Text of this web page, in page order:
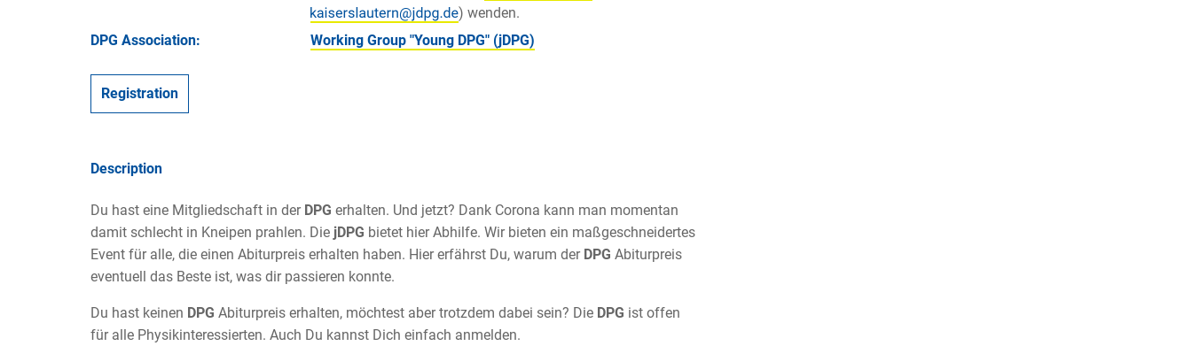
) wenden.
DPG Association:
Working Group "Young DPG" (jDPG)
Registration
Description
Du hast eine Mitgliedschaft in der DPG erhalten. Und jetzt? Dank Corona kann man momentan
damit schlecht in Kneipen prahlen. Die jDPG bietet hier Abhilfe. Wir bieten ein maßgeschneidertes
Event für alle, die einen Abiturpreis erhalten haben. Hier erfährst Du, warum der DPG Abiturpreis
eventuell das Beste ist, was dir passieren konnte.
Du hast keinen DPG Abiturpreis erhalten, möchtest aber trotzdem dabei sein? Die DPG ist offen
für alle Physikinteressierten. Auch Du kannst Dich einfach anmelden.